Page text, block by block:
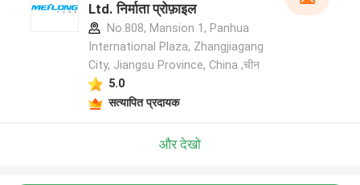
Ltd. निर्माता प्रोफ़ाइल
No.808, Mansion 1, Panhua
International Plaza, Zhangjiagang
City, Jiangsu Province, China ,चीन
5.0
सत्यापित प्रदायक
और देखो